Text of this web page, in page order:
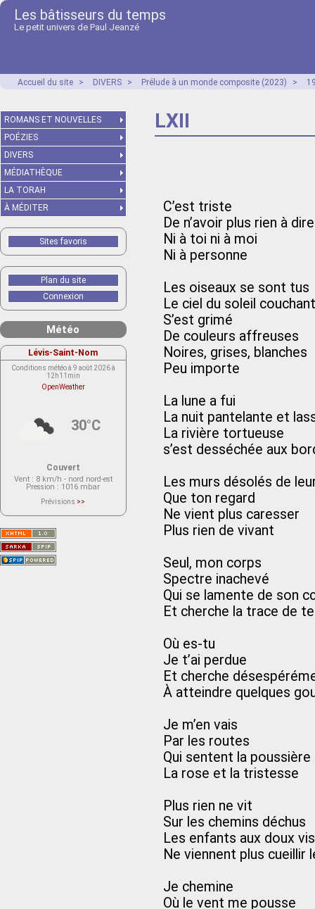
Les bâtisseurs du temps
Le petit univers de Paul Jeanzé
Accueil du site > DIVERS > Prélude à un monde composite (2023) >
LXII
C’est triste
De n’avoir plus rien à dire
Ni à toi ni à moi
Ni à personne
Les oiseaux se sont tus
Le ciel du soleil couchant
S’est grimé
De couleurs affreuses
Noires, grises, blanches
Peu importe
La lune a fui
La nuit pantelante et
La rivière tortueuse
s’est desséchée aux
Les murs désolés de
Que ton regard
Ne vient plus caresser
Plus rien de vivant
Seul, mon corps
Spectre inachevé
Qui se lamente de son
Et cherche la trace de
Où es-tu
Je t’ai perdue
Et cherche
À atteindre quelques
Je m’en vais
Par les routes
Qui sentent la poussière
La rose et la tristesse
Plus rien ne vit
Sur les chemins déchus
Les enfants aux doux
Ne viennent plus cueillir
Je chemine
Où le vent me pousse
ROMANS ET NOUVELLES
POÉZIES
DIVERS
MÉDIATHÈQUE
LA TORAH
À MÉDITER
Sites favoris
Plan du site
Connexion
Météo
Lévis-Saint-Nom
Conditions météo à 9 août 2026 à
12h11min
OpenWeather
30°C
Couvert
Vent : 8 km/h - nord nord-est
Pression : 1016 mbar
Prévisions >>
actuellement aucune prévision
Saint-Nom.
Veuillez consulter le message du
service ci-dessous.
(401 - Invalid API key. Please see
https://openweathermap.org/faq#error401